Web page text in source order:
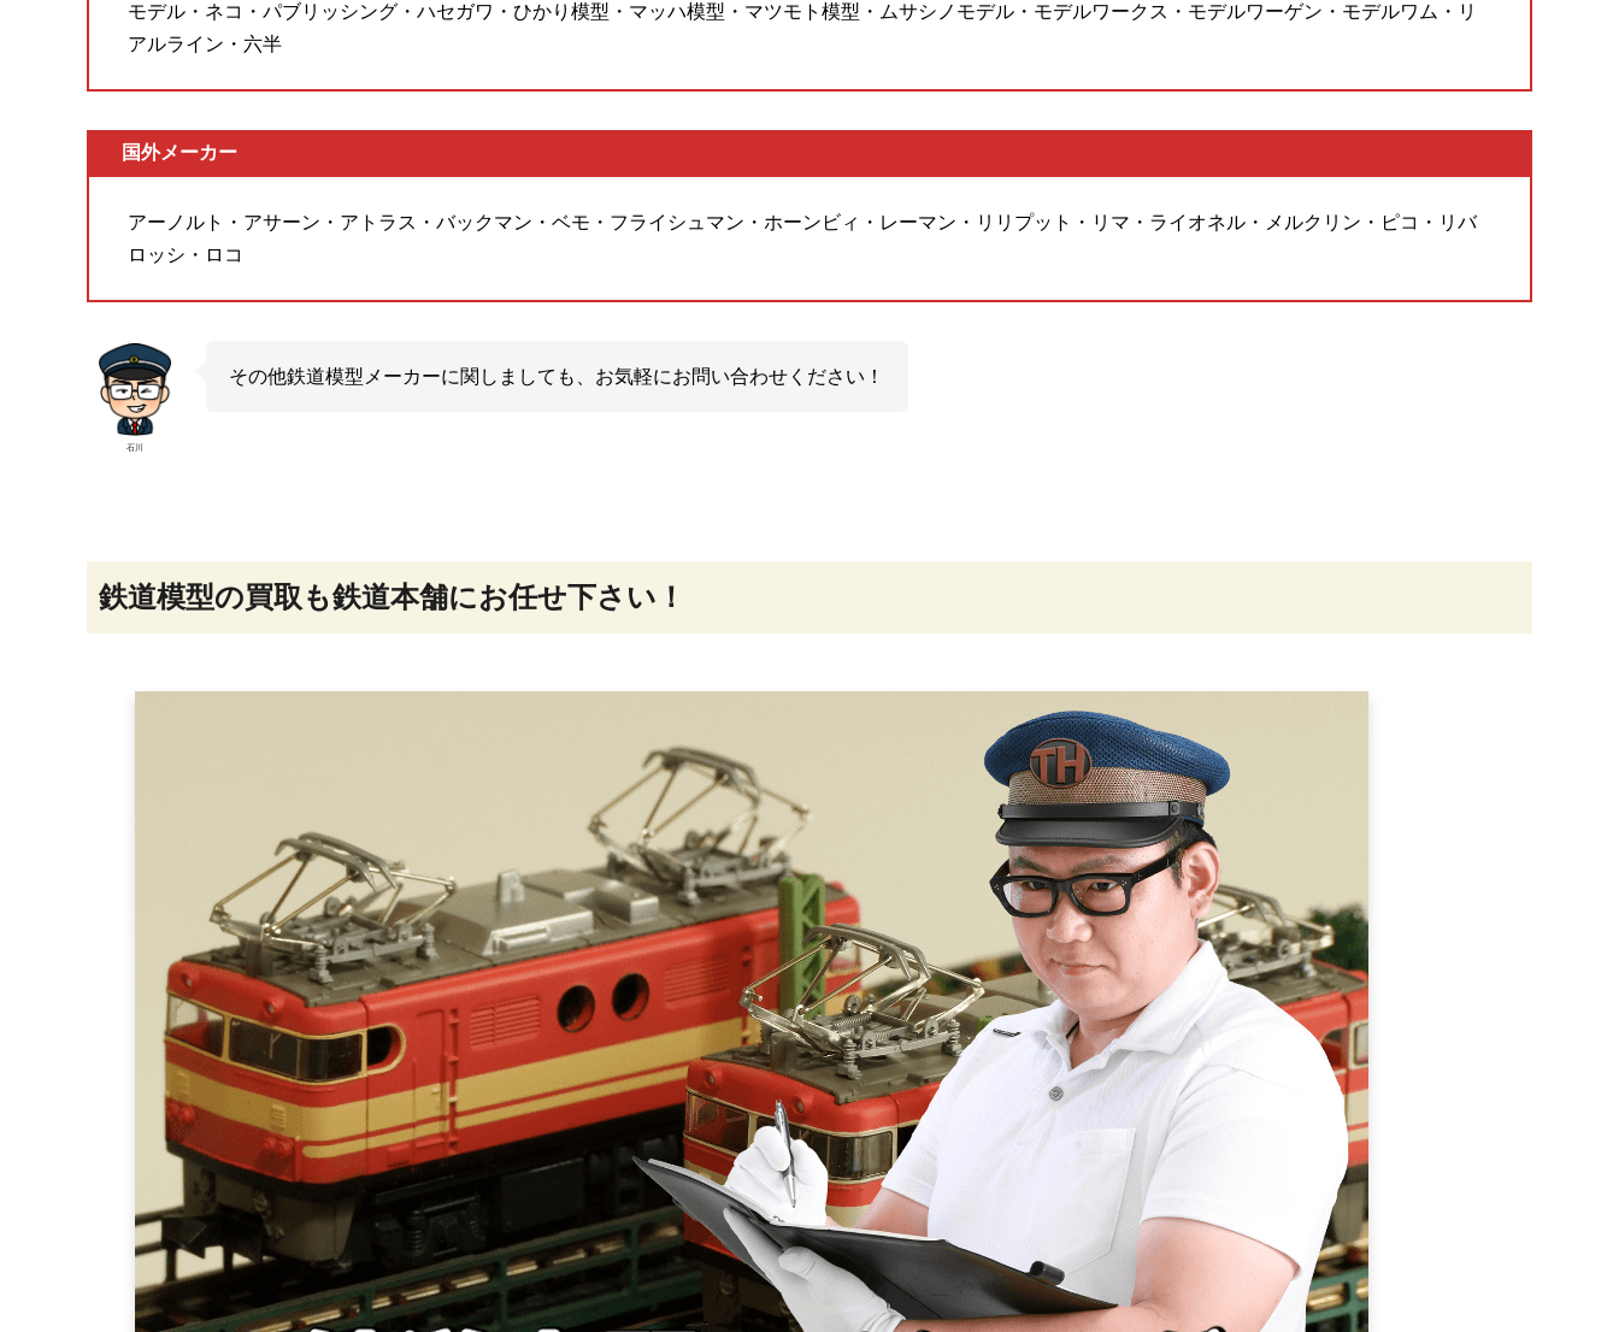
モデル・ネコ・パブリッシング・ハセガワ・ひかり模型・マッハ模型・マツモト模型・ムサシノモデル・モデルワークス・モデルワーゲン・モデルワム・リ
アルライン・六半
国外メーカー
アーノルト・アサーン・アトラス・バックマン・ベモ・フライシュマン・ホーンビィ・レーマン・リリプット・リマ・ライオネル・メルクリン・ピコ・リバ
ロッシ・ロコ
石川
その他鉄道模型メーカーに関しましても、お気軽にお問い合わせください！
鉄道模型の買取も鉄道本舗にお任せ下さい！